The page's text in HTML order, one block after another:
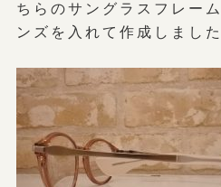
ちらのサングラスフレー
ンズを入れて作成しました